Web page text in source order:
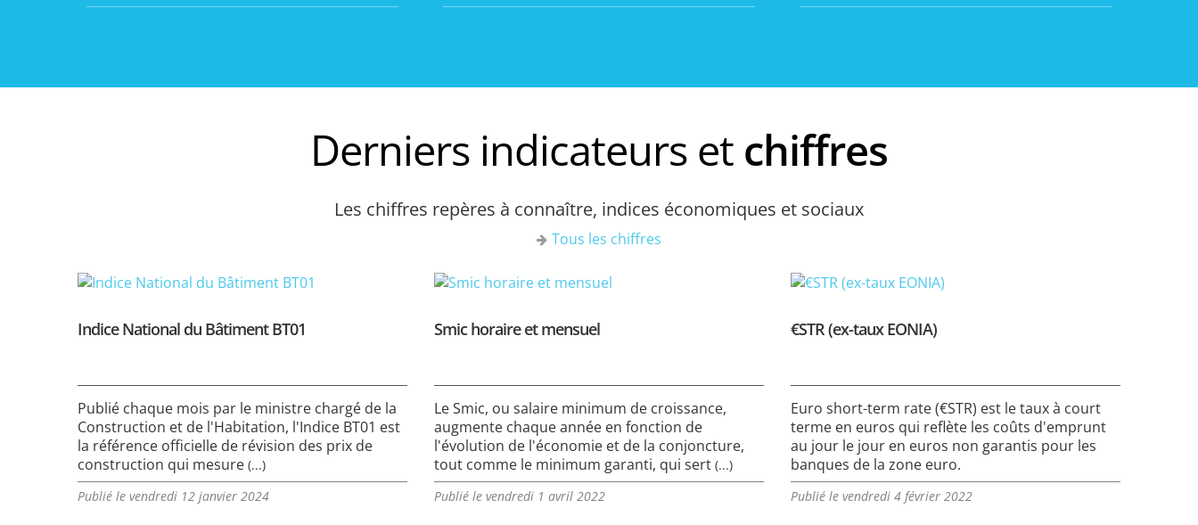
Derniers indicateurs et chiffres
Les chiffres repères à connaître, indices économiques et sociaux
Tous les chiffres
Indice National du Bâtiment BT01
Publié chaque mois par le ministre chargé de la
Construction et de l'Habitation, l'Indice BT01 est
la référence officielle de révision des prix de
construction qui mesure (...)
Publié le vendredi 12 janvier 2024
Smic horaire et mensuel
Le Smic, ou salaire minimum de croissance,
augmente chaque année en fonction de
l'évolution de l'économie et de la conjoncture,
tout comme le minimum garanti, qui sert (...)
Publié le vendredi 1 avril 2022
€STR (ex-taux EONIA)
Euro short-term rate (€STR) est le taux à court
terme en euros qui reflète les coûts d'emprunt
au jour le jour en euros non garantis pour les
banques de la zone euro.
Publié le vendredi 4 février 2022